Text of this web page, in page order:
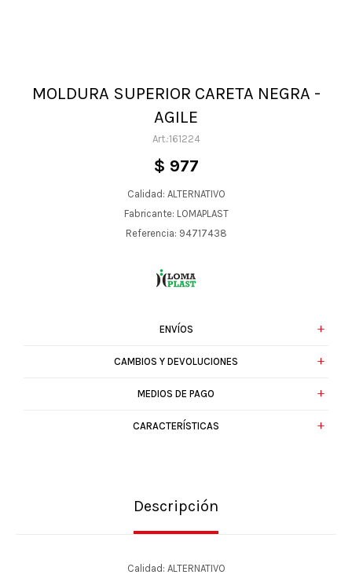
MOLDURA SUPERIOR CARETA NEGRA -
AGILE
161224
$ 977
Calidad: ALTERNATIVO
Fabricante: LOMAPLAST
Referencia: 94717438
ENVÍOS
CAMBIOS Y DEVOLUCIONES
MEDIOS DE PAGO
CARACTERÍSTICAS
Descripción
Calidad: ALTERNATIVO